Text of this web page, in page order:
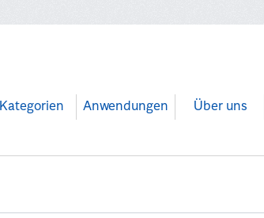
Kategorien Anwendungen Über uns